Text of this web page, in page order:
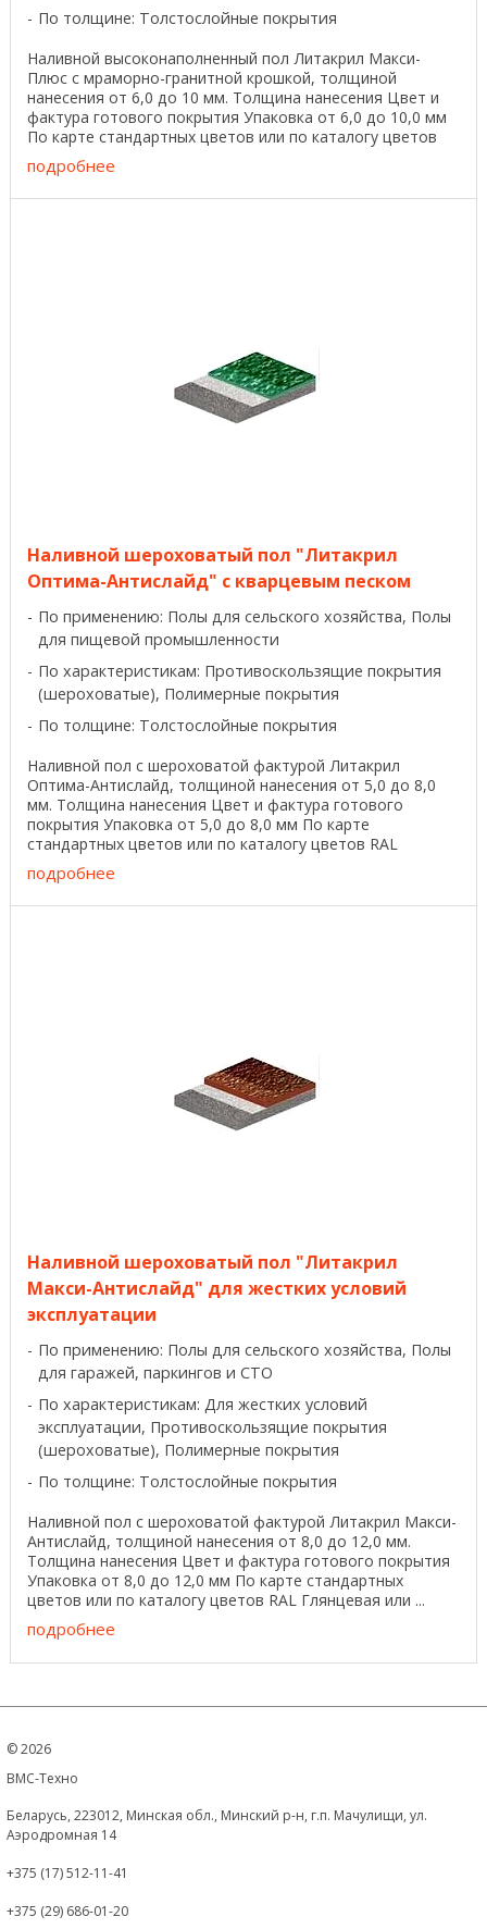
По толщине: Толстослойные покрытия
Наливной высоконаполненный пол Литакрил Макси-
Плюс с мраморно-гранитной крошкой, толщиной
нанесения от 6,0 до 10 мм. Толщина нанесения Цвет и
фактура готового покрытия Упаковка от 6,0 до 10,0 мм
По карте стандартных цветов или по каталогу цветов
подробнее
Наливной шероховатый пол "Литакрил
Оптима-Антислайд" с кварцевым песком
По применению: Полы для сельского хозяйства, Полы
для пищевой промышленности
По характеристикам: Противоскользящие покрытия
(шероховатые), Полимерные покрытия
По толщине: Толстослойные покрытия
Наливной пол с шероховатой фактурой Литакрил
Оптима-Антислайд, толщиной нанесения от 5,0 до 8,0
мм. Толщина нанесения Цвет и фактура готового
покрытия Упаковка от 5,0 до 8,0 мм По карте
стандартных цветов или по каталогу цветов RAL
Глянцевая или ...
подробнее
Наливной шероховатый пол "Литакрил
Макси-Антислайд" для жестких условий
эксплуатации
По применению: Полы для сельского хозяйства, Полы
для гаражей, паркингов и СТО
По характеристикам: Для жестких условий
эксплуатации, Противоскользящие покрытия
(шероховатые), Полимерные покрытия
По толщине: Толстослойные покрытия
Наливной пол с шероховатой фактурой Литакрил Макси-
Антислайд, толщиной нанесения от 8,0 до 12,0 мм.
Толщина нанесения Цвет и фактура готового покрытия
Упаковка от 8,0 до 12,0 мм По карте стандартных
цветов или по каталогу цветов RAL Глянцевая или ...
подробнее
©2026
ВМС-Техно
Беларусь, 223012, Минская обл., Минский р-н, г.п. Мачулищи, ул.
Аэродромная 14
+375 (17) 512-11-41
+375 (29) 686-01-20